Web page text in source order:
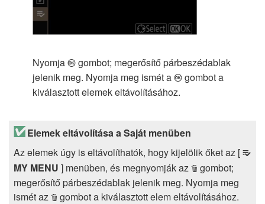
Nyomja J gombot; megerősítő párbeszédablak
jelenik meg. Nyomja meg ismét a J gombot a
kiválasztott elemek eltávolításához.
Elemek eltávolítása a Saját menüben
Az elemek úgy is eltávolíthatók, hogy kijelölik őket az [ O
MY MENU ] menüben, és megnyomják az O gombot;
megerősítő párbeszédablak jelenik meg. Nyomja meg
ismét az O gombot a kiválasztott elem eltávolításához.